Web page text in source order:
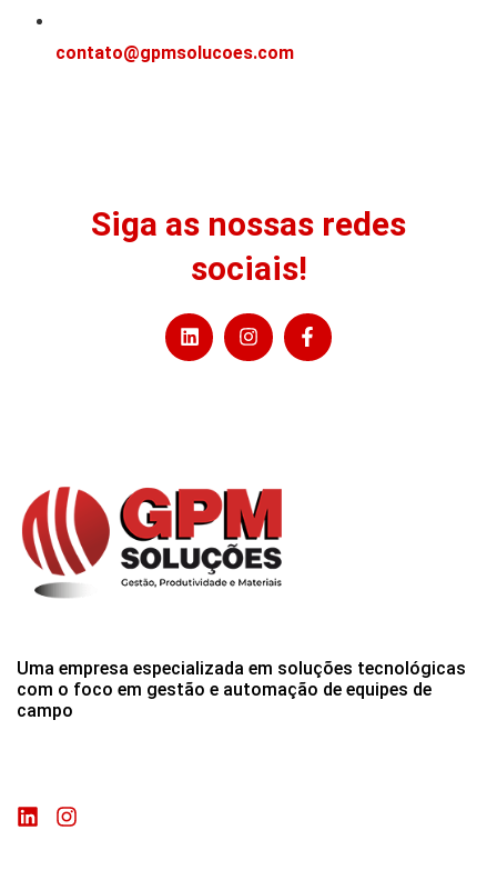
contato@gpmsolucoes.com
Siga as nossas redes
sociais!
Uma empresa especializada em soluções tecnológicas
com o foco em gestão e automação de equipes de
campo